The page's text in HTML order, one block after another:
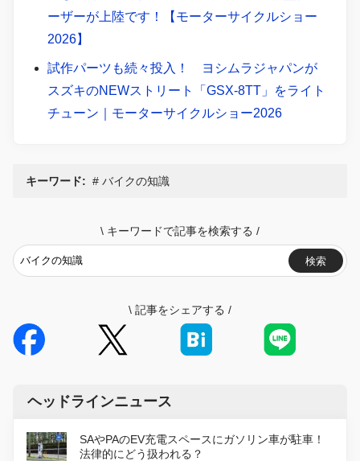
ーザーが上陸です！【モーターサイクルショー
2026】
試作パーツも続々投入！ ヨシムラジャパンが
スズキのNEWストリート「GSX-8TT」をライト
チューン｜モーターサイクルショー2026
キーワード: バイクの知識
\ キーワードで記事を検索する /
検索
\ 記事をシェアする /
ヘッドラインニュース
SAやPAのEV充電スペースにガソリン車が駐車！
法律的にどう扱われる？